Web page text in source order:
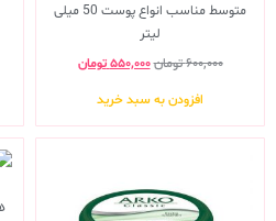
متوسط مناسب انواع پوست 50 میلی
لیتر
۶۰۰,۰۰۰تومان۵۵۰,۰۰۰ تومان
افزودن به سبد خرید